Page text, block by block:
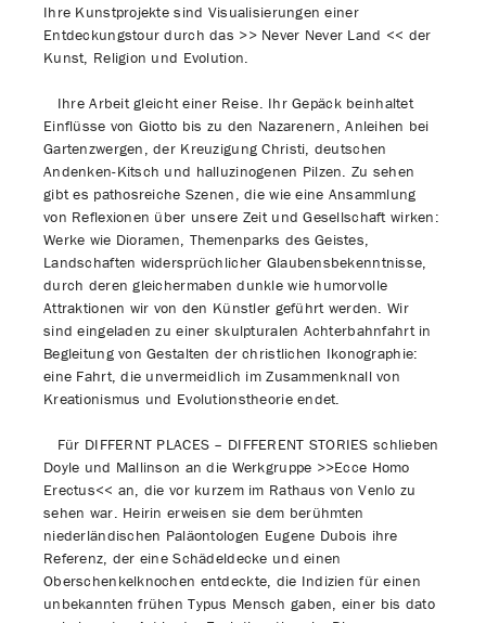
Ihre Kunstprojekte sind Visualisierungen einer
Entdeckungstour durch das >> Never Never Land << der
Kunst, Religion und Evolution.
Ihre Arbeit gleicht einer Reise. Ihr Gepäck beinhaltet
Einflüsse von Giotto bis zu den Nazarenern, Anleihen bei
Gartenzwergen, der Kreuzigung Christi, deutschen
Andenken-Kitsch und halluzinogenen Pilzen. Zu sehen
gibt es pathosreiche Szenen, die wie eine Ansammlung
von Reflexionen über unsere Zeit und Gesellschaft wirken:
Werke wie Dioramen, Themenparks des Geistes,
Landschaften widersprüchlicher Glaubensbekenntnisse,
durch deren gleichermaben dunkle wie humorvolle
Attraktionen wir von den Künstler geführt werden. Wir
sind eingeladen zu einer skulpturalen Achterbahnfahrt in
Begleitung von Gestalten der christlichen Ikonographie:
eine Fahrt, die unvermeidlich im Zusammenknall von
Kreationismus und Evolutionstheorie endet.
Für DIFFERNT PLACES – DIFFERENT STORIES schlieben
Doyle und Mallinson an die Werkgruppe >>Ecce Homo
Erectus<< an, die vor kurzem im Rathaus von Venlo zu
sehen war. Heirin erweisen sie dem berühmten
niederländischen Paläontologen Eugene Dubois ihre
Referenz, der eine Schädeldecke und einen
Oberschenkelknochen entdeckte, die Indizien für einen
unbekannten frühen Typus Mensch gaben, einer bis dato